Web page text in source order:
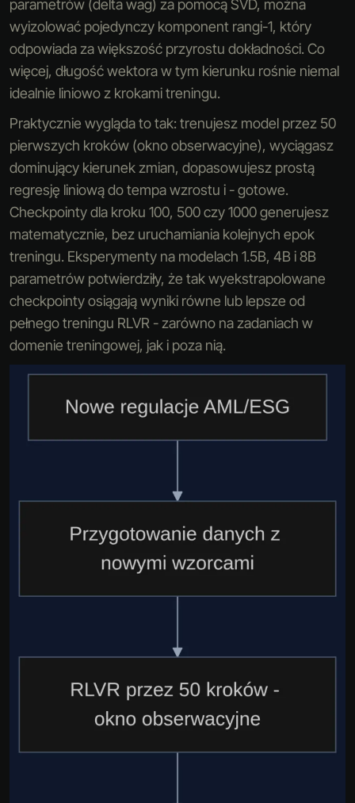
parametrów (delta wag) za pomocą SVD, można
wyizolować pojedynczy komponent rangi-1, który
odpowiada za większość przyrostu dokładności. Co
więcej, długość wektora w tym kierunku rośnie niemal
idealnie liniowo z krokami treningu.
Praktycznie wygląda to tak: trenujesz model przez 50
pierwszych kroków (okno obserwacyjne), wyciągasz
dominujący kierunek zmian, dopasowujesz prostą
regresję liniową do tempa wzrostu i - gotowe.
Checkpointy dla kroku 100, 500 czy 1000 generujesz
matematycznie, bez uruchamiania kolejnych epok
treningu. Eksperymenty na modelach 1.5B, 4B i 8B
parametrów potwierdziły, że tak wyekstrapolowane
checkpointy osiągają wyniki równe lub lepsze od
pełnego treningu RLVR - zarówno na zadaniach w
domenie treningowej, jak i poza nią.